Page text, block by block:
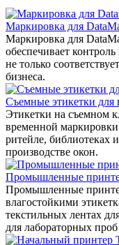
Маркировка для
Маркировка для
обеспечивает
не только
бизнеса.
Съемные этикетки для
Этикетки на съемном
временной
ритейле, библиотеках
производстве окон.
Промышленные
Промышленные
влагостойкими
текстильных лентах
для лабораторных